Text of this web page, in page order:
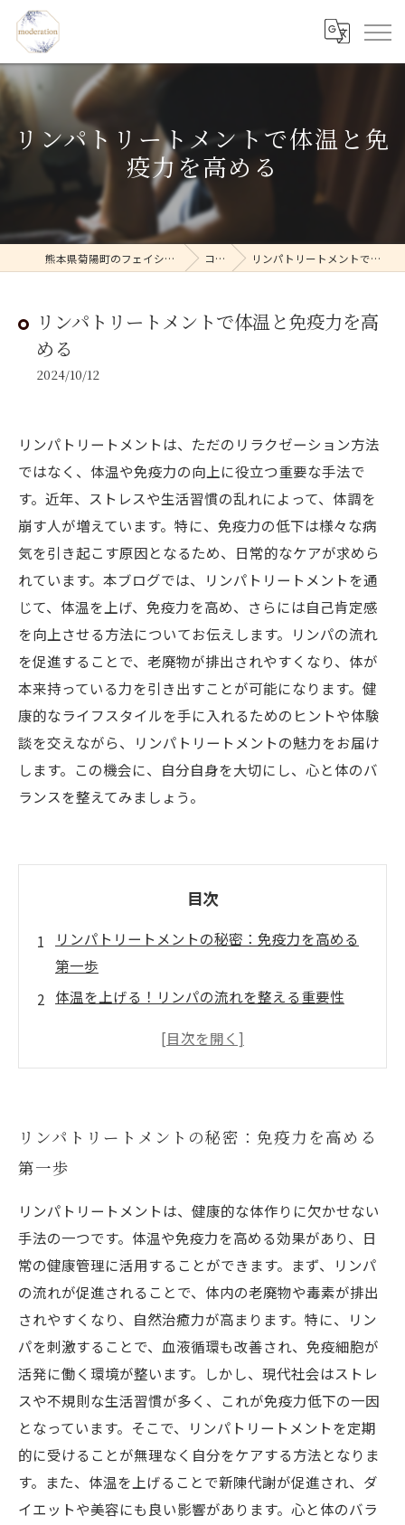
リンパトリートメントで体温と免
疫力を高める
熊本県菊陽町のフェイシャルならmoderation コラム リンパトリートメントで体温と免疫力を高める
リンパトリートメントで体温と免疫力を高
める
2024/10/12
リンパトリートメントは、ただのリラクゼーション方法
ではなく、体温や免疫力の向上に役立つ重要な手法で
す。近年、ストレスや生活習慣の乱れによって、体調を
崩す人が増えています。特に、免疫力の低下は様々な病
気を引き起こす原因となるため、日常的なケアが求めら
れています。本ブログでは、リンパトリートメントを通
じて、体温を上げ、免疫力を高め、さらには自己肯定感
を向上させる方法についてお伝えします。リンパの流れ
を促進することで、老廃物が排出されやすくなり、体が
本来持っている力を引き出すことが可能になります。健
康的なライフスタイルを手に入れるためのヒントや体験
談を交えながら、リンパトリートメントの魅力をお届け
します。この機会に、自分自身を大切にし、心と体のバ
ランスを整えてみましょう。
目次
リンパトリートメントの秘密：免疫力を高める
第一歩
体温を上げる！リンパの流れを整える重要性
ストレス社会におけるリンパトリートメントの
体験談：リンパトリートメントで得た私の変化
あなたもできる！リンパトリートメントで心と
体を整えよう
リンパトリートメントの秘密：免疫力を高める
第一歩
リンパトリートメントは、健康的な体作りに欠かせない
手法の一つです。体温や免疫力を高める効果があり、日
常の健康管理に活用することができます。まず、リンパ
の流れが促進されることで、体内の老廃物や毒素が排出
されやすくなり、自然治癒力が高まります。特に、リン
パを刺激することで、血液循環も改善され、免疫細胞が
活発に働く環境が整います。しかし、現代社会はストレ
スや不規則な生活習慣が多く、これが免疫力低下の一因
となっています。そこで、リンパトリートメントを定期
的に受けることが無理なく自分をケアする方法となりま
す。また、体温を上げることで新陳代謝が促進され、ダ
イエットや美容にも良い影響があります。心と体のバラ